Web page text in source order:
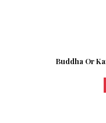
Buddha Or Karl